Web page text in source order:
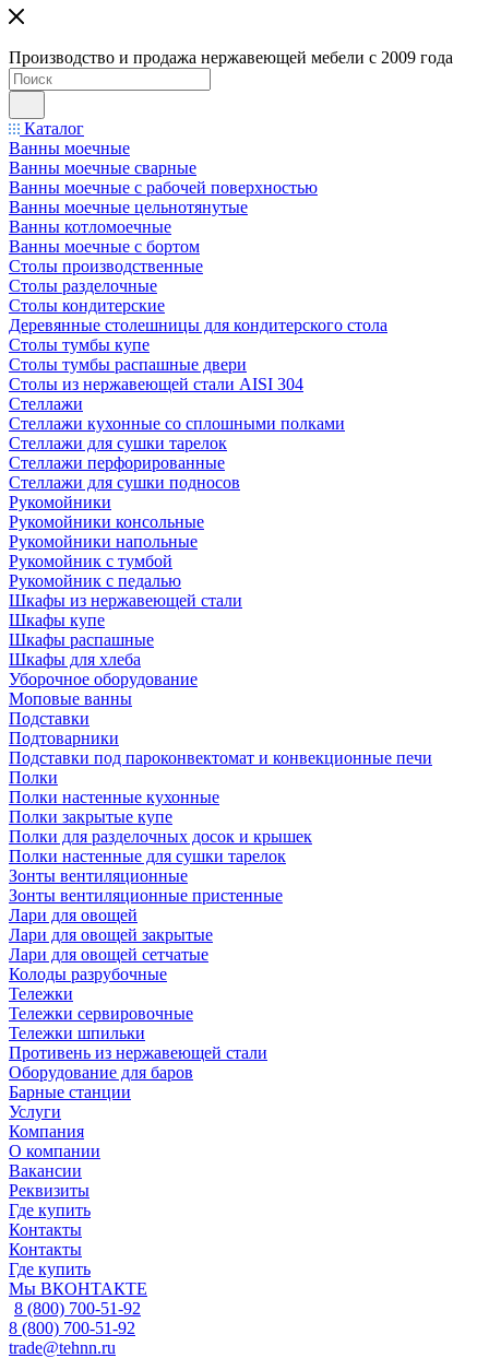
Производство и продажа нержавеющей мебели с 2009 года
Каталог
Ванны моечные
Ванны моечные сварные
Ванны моечные с рабочей поверхностью
Ванны моечные цельнотянутые
Ванны котломоечные
Ванны моечные с бортом
Столы производственные
Столы разделочные
Столы кондитерские
Деревянные столешницы для кондитерского стола
Столы тумбы купе
Столы тумбы распашные двери
Столы из нержавеющей стали AISI 304
Стеллажи
Стеллажи кухонные со сплошными полками
Стеллажи для сушки тарелок
Стеллажи перфорированные
Стеллажи для сушки подносов
Рукомойники
Рукомойники консольные
Рукомойники напольные
Рукомойник с тумбой
Рукомойник с педалью
Шкафы из нержавеющей стали
Шкафы купе
Шкафы распашные
Шкафы для хлеба
Уборочное оборудование
Моповые ванны
Подставки
Подтоварники
Подставки под пароконвектомат и конвекционные печи
Полки
Полки настенные кухонные
Полки закрытые купе
Полки для разделочных досок и крышек
Полки настенные для сушки тарелок
Зонты вентиляционные
Зонты вентиляционные пристенные
Лари для овощей
Лари для овощей закрытые
Лари для овощей сетчатые
Колоды разрубочные
Тележки
Тележки сервировочные
Тележки шпильки
Противень из нержавеющей стали
Оборудование для баров
Барные станции
Услуги
Компания
О компании
Вакансии
Реквизиты
Где купить
Контакты
Контакты
Где купить
Мы ВКОНТАКТЕ
8 (800) 700-51-92
8 (800) 700-51-92
trade@tehnn.ru